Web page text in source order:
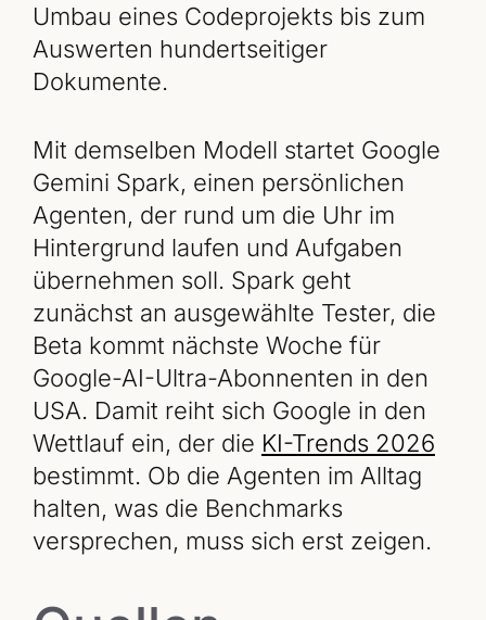
Umbau eines Codeprojekts bis zum
Auswerten hundertseitiger
Dokumente.
Mit demselben Modell startet Google
Gemini Spark, einen persönlichen
Agenten, der rund um die Uhr im
Hintergrund laufen und Aufgaben
übernehmen soll. Spark geht
zunächst an ausgewählte Tester, die
Beta kommt nächste Woche für
Google-AI-Ultra-Abonnenten in den
USA. Damit reiht sich Google in den
Wettlauf ein, der die KI-Trends 2026
bestimmt. Ob die Agenten im Alltag
halten, was die Benchmarks
versprechen, muss sich erst zeigen.